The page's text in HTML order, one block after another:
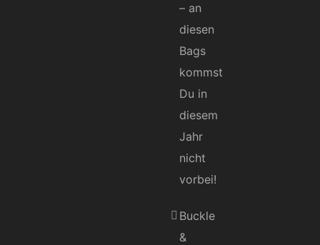
– an
diesen
Bags
kommst
Du in
diesem
Jahr
nicht
vorbei!
Buckle
&